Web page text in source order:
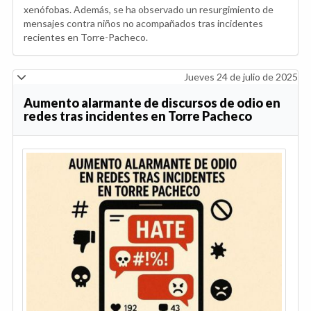
xenófobas. Además, se ha observado un resurgimiento de
mensajes contra niños no acompañados tras incidentes
recientes en Torre-Pacheco.
Jueves 24 de julio de 2025
Aumento alarmante de discursos de odio en
redes tras incidentes en Torre Pacheco